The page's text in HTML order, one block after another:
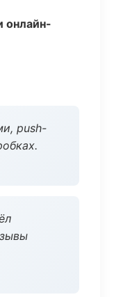
онлайн-
push-